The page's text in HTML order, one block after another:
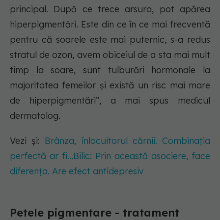
principal. După ce trece arsura, pot apărea
hiperpigmentări. Este din ce în ce mai frecventă
pentru că soarele este mai puternic, s-a redus
stratul de ozon, avem obiceiul de a sta mai mult
timp la soare, sunt tulburări hormonale la
majoritatea femeilor și există un risc mai mare
de hiperpigmentări”, a mai spus medicul
dermatolog.
Vezi și: Brânza, înlocuitorul cărnii. Combinația
perfectă ar fi...Bilic: Prin această asociere, face
diferența. Are efect antidepresiv
Petele pigmentare - tratament